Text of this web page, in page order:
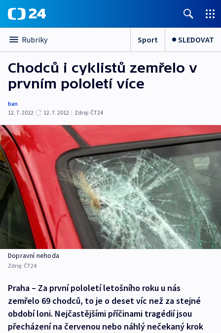
Rubriky Sport SLEDOVAT
Chodců i cyklistů zemřelo v
prvním pololetí více
ban
12. 7. 2012
12. 7. 2012 | Zdroj: ČT24
Dopravní nehoda
Zdroj: ČT24
Praha – Za první pololetí letošního roku u nás
zemřelo 69 chodců, to je o deset víc než za stejné
období loni. Nejčastějšími příčinami tragédií jsou
přecházení na červenou nebo náhlý nečekaný krok